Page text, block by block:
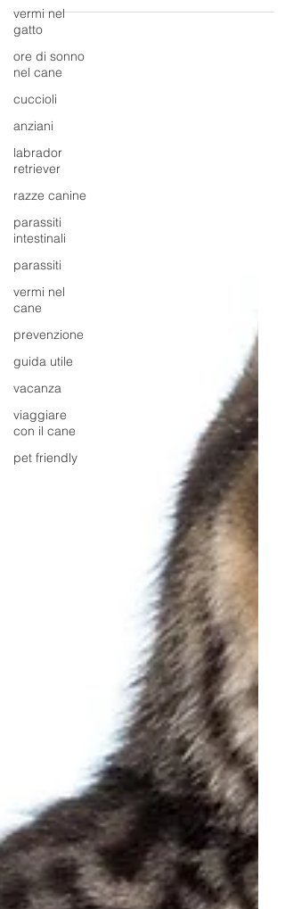
vermi nel
gatto
ore di sonno
nel cane
cuccioli
anziani
labrador
retriever
razze canine
parassiti
intestinali
parassiti
vermi nel
cane
prevenzione
guida utile
vacanza
viaggiare
con il cane
pet friendly
stato infiammatorio delle...